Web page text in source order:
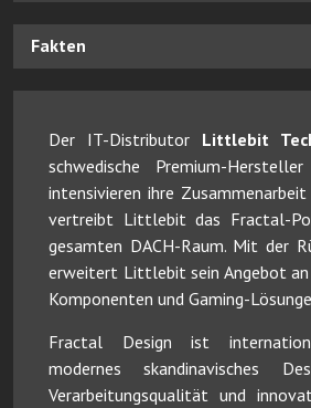
Fakten
Der IT-Distributor Littlebit
schwedische Premium-Hersteller
intensivieren ihre
vertreibt Littlebit das Fractal-
gesamten DACH-Raum. Mit der
erweitert Littlebit sein Angebot an
Komponenten und Gaming-
Fractal Design ist
modernes skandinavisches
Verarbeitungsqualität und